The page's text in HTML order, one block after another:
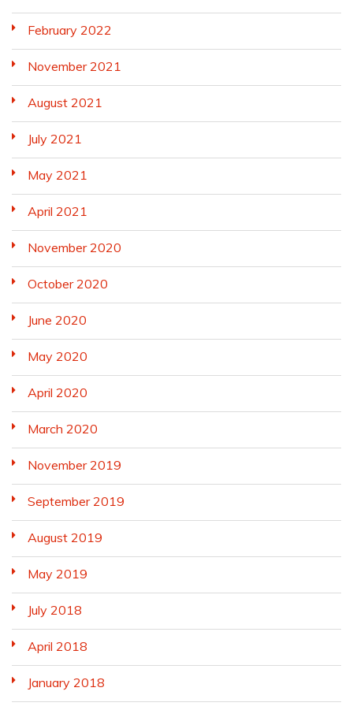
February 2022
November 2021
August 2021
July 2021
May 2021
April 2021
November 2020
October 2020
June 2020
May 2020
April 2020
March 2020
November 2019
September 2019
August 2019
May 2019
July 2018
April 2018
January 2018